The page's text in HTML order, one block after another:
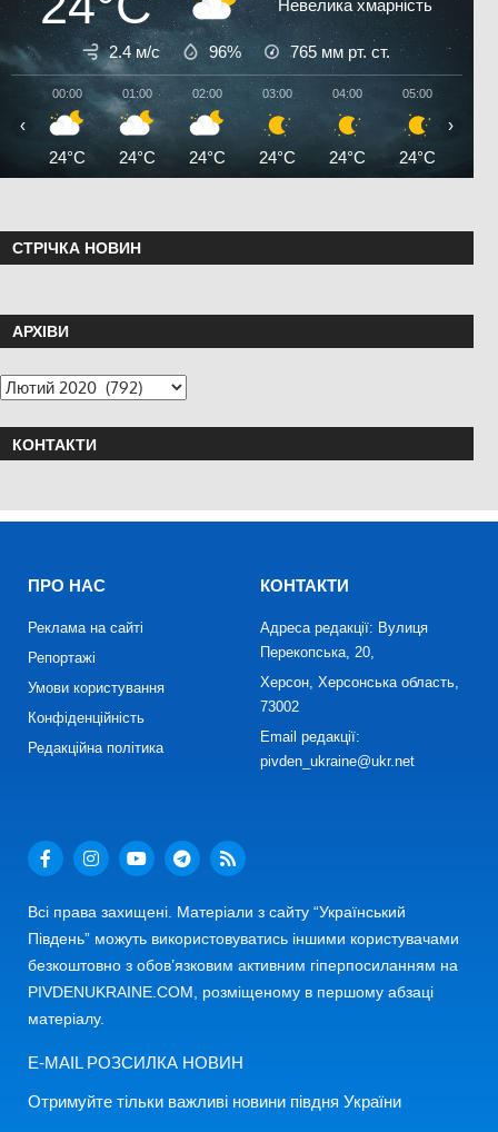
Невелика хмарність
2.4 м/с 96% 765 мм рт. ст.
00:00
24°C
01:00
24°C
02:00
24°C
03:00
24°C
04:00
24°C
05:00
24°C
‹ ›
СТРІЧКА НОВИН
АРХІВИ
КОНТАКТИ
ПРО НАС
Реклама на сайті
Репортажі
Умови користування
Конфіденційність
Редакційна політика
КОНТАКТИ
Адреса редакції: Вулиця
Перекопська, 20,
Херсон, Херсонська область,
73002
Email редакції:
pivden_ukraine@ukr.net
Всі права захищені. Матеріали з сайту “Український
Південь” можуть використовуватись іншими користувачами
безкоштовно з обов’язковим активним гіперпосиланням на
PIVDENUKRAINE.COM, розміщеному в першому абзаці
матеріалу.
E-MAIL РОЗСИЛКА НОВИН
Отримуйте тільки важливі новини півдня України